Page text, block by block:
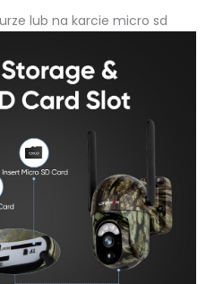
lub na karcie micro sd